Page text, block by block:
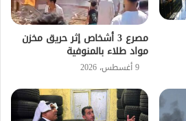
مصرع 3 أشخاص إثر حريق مخزن
مواد طلاء بالمنوفية
9 أغسطس، 2026